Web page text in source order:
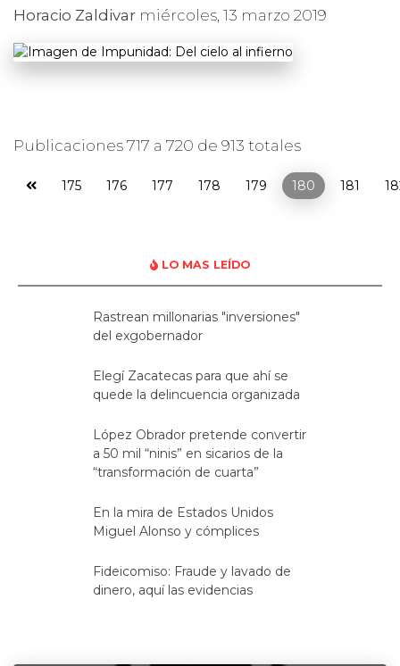
Horacio Zaldivar miércoles, 13 marzo 2019
Publicaciones 717 a 720 de 913 totales
175 176 177 178 179 180 181
LO MAS LEÍDO
Rastrean millonarias "inversiones"
del exgobernador
Elegí Zacatecas para que ahí se
quede la delincuencia organizada
López Obrador pretende convertir
a 50 mil “ninis” en sicarios de la
“transformación de cuarta”
En la mira de Estados Unidos
Miguel Alonso y cómplices
Fideicomiso: Fraude y lavado de
dinero, aquí las evidencias